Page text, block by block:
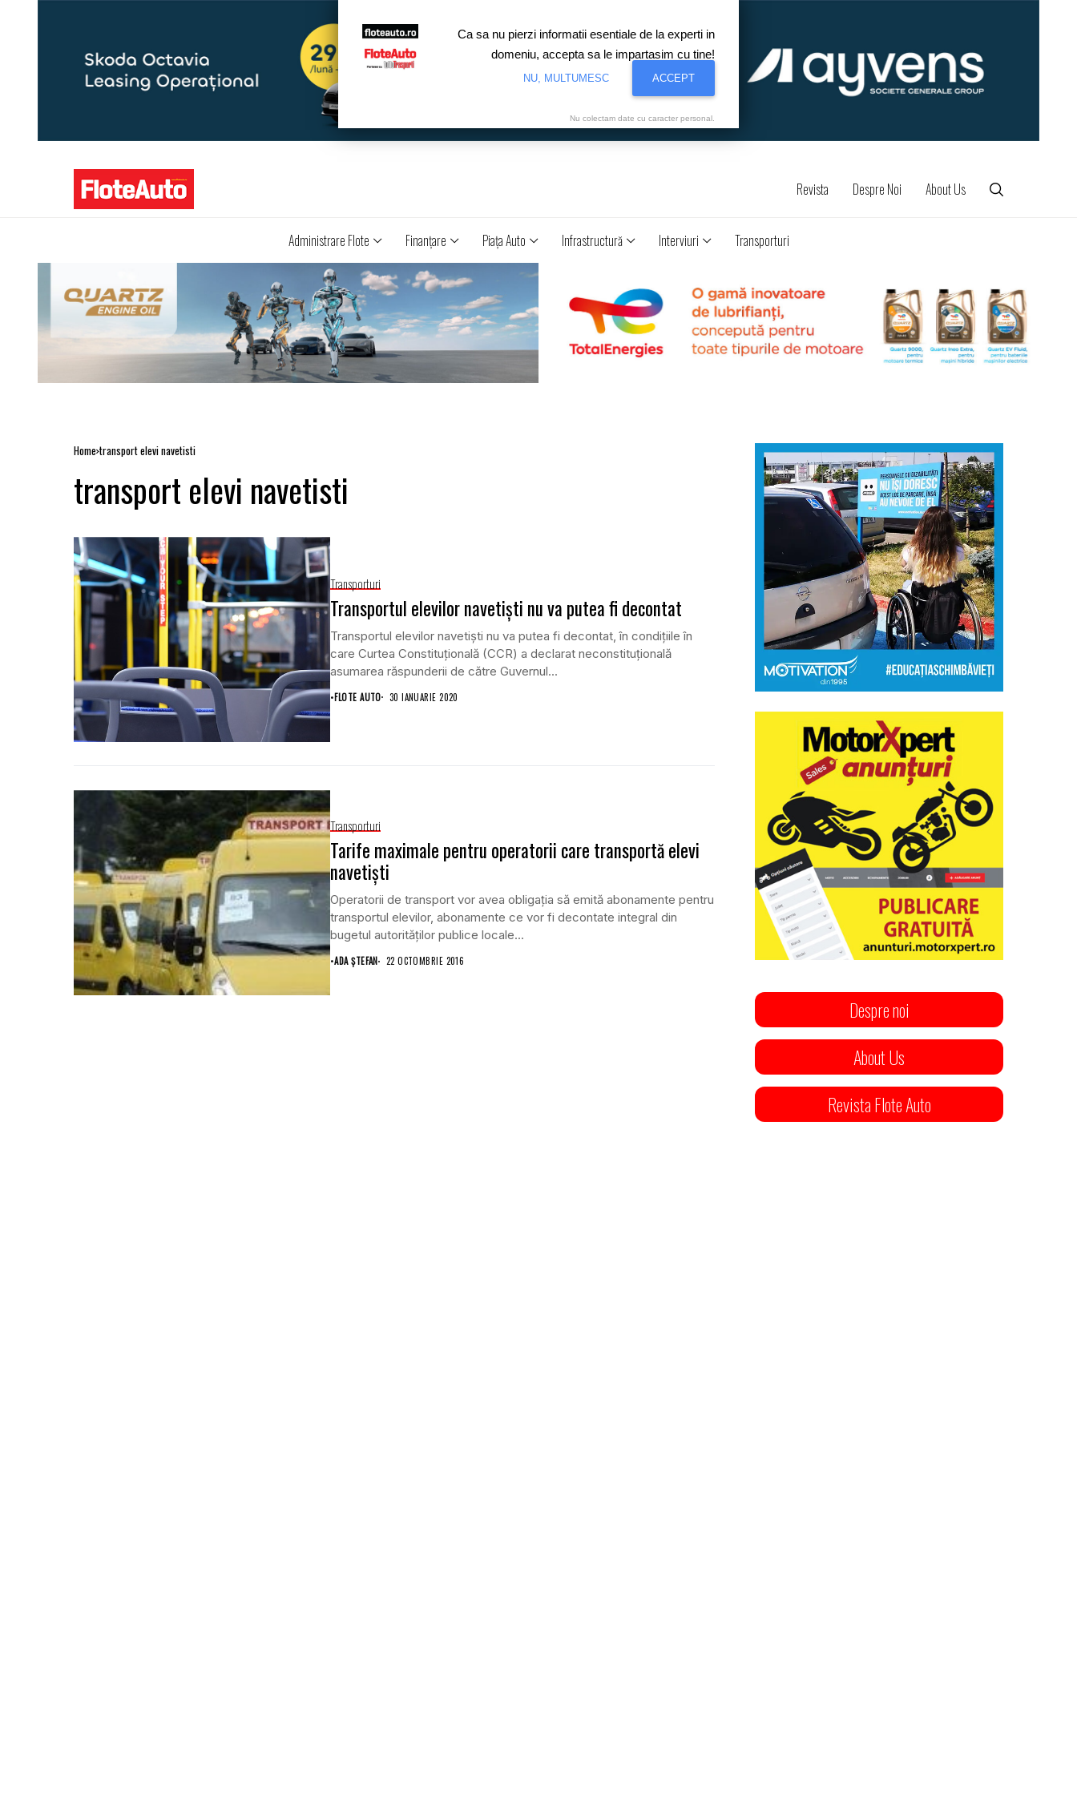
Revista Despre Noi About Us
Administrare Flote Finanţare Piaţa Auto Infrastructură Interviuri Transporturi
Home transport elevi navetisti
transport elevi navetisti
Transporturi
Transportul elevilor navetişti nu va putea fi decontat
Transportul elevilor navetişti nu va putea fi decontat, în condiţiile în
care Curtea Constituţională (CCR) a declarat neconstituţională
asumarea răspunderii de către Guvernul...
•FLOTE AUTO 30 IANUARIE 2020
Transporturi
Tarife maximale pentru operatorii care transportă elevi
navetişti
Operatorii de transport vor avea obligaţia să emită abonamente pentru
transportul elevilor, abonamente ce vor fi decontate integral din
bugetul autorităţilor publice locale...
•ADA ȘTEFAN 22 OCTOMBRIE 2016
Despre noi
About Us
Revista Flote Auto
Ca sa nu pierzi informatii esentiale de la experti in
domeniu, accepta sa le impartasim cu tine!
NU, MULTUMESC ACCEPT
Nu colectam date cu caracter personal.